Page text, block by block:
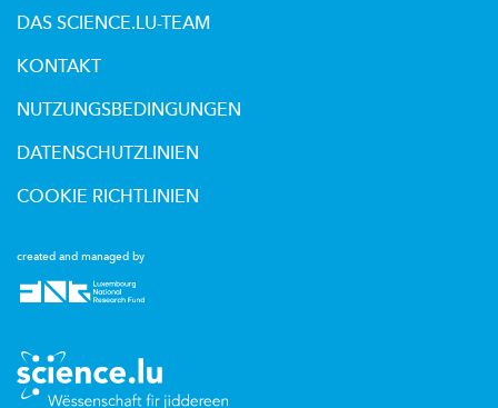
created and managed by
DAS SCIENCE.LU-TEAM
KONTAKT
NUTZUNGSBEDINGUNGEN
DATENSCHUTZLINIEN
COOKIE RICHTLINIEN